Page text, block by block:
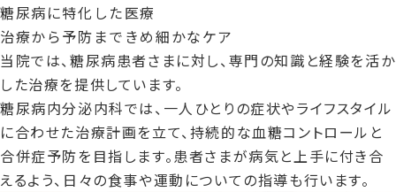
糖尿病に特化した医療
治療から予防まできめ細かなケア
当院では、糖尿病患者さまに対し、専門の知識と経験を活か
した治療を提供しています。
糖尿病内分泌内科では、一人ひとりの症状やライフスタイル
に合わせた治療計画を立て、持続的な血糖コントロールと
合併症予防を目指します。患者さまが病気と上手に付き合
えるよう、日々の食事や運動についての指導も行います。